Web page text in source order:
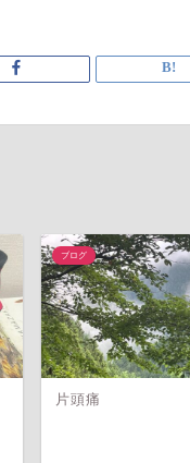
ブログ
片頭痛